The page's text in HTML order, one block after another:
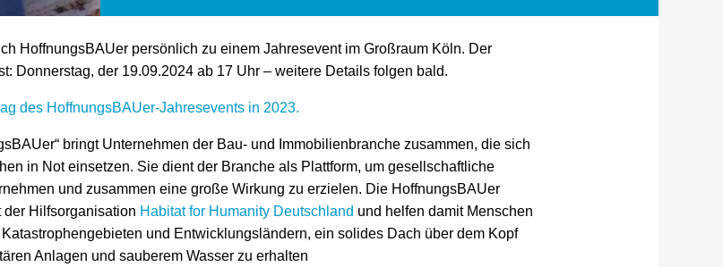
HoffnungsBAUer persönlich zu einem Jahresevent im Großraum Köln. Der
Donnerstag, der 19.09.2024 ab 17 Uhr – weitere Details folgen bald.
des HoffnungsBAUer-Jahresevents in 2023.
bringt Unternehmen der Bau- und Immobilienbranche zusammen, die sich
in Not einsetzen. Sie dient der Branche als Plattform, um gesellschaftliche
und zusammen eine große Wirkung zu erzielen. Die HoffnungsBAUer
der Hilfsorganisation Habitat for Humanity Deutschland und helfen damit Menschen
und Entwicklungsländern, ein solides Dach über dem Kopf
Anlagen und sauberem Wasser zu erhalten